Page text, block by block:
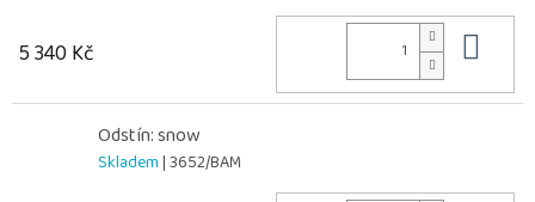
5 340 Kč
Odstín: snow
Skladem| 3652/BAM